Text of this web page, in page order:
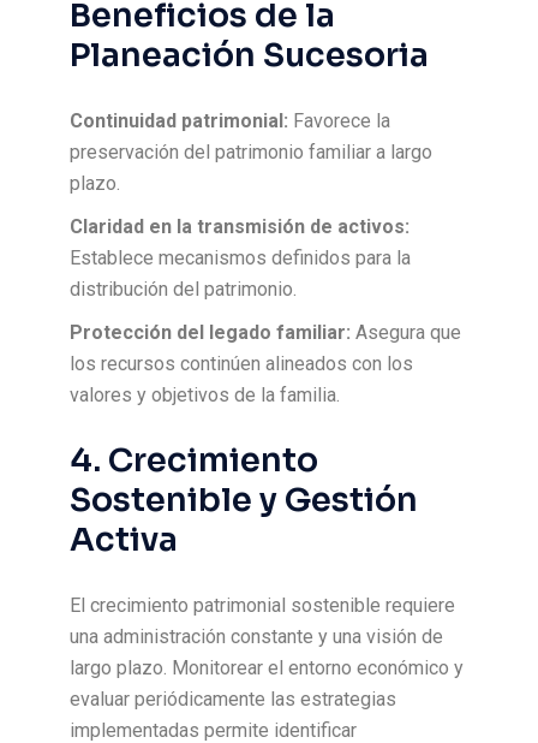
Beneficios de la
Planeación Sucesoria
Continuidad patrimonial: Favorece la
preservación del patrimonio familiar a largo
plazo.
Claridad en la transmisión de activos:
Establece mecanismos definidos para la
distribución del patrimonio.
Protección del legado familiar: Asegura que
los recursos continúen alineados con los
valores y objetivos de la familia.
4. Crecimiento
Sostenible y Gestión
Activa
El crecimiento patrimonial sostenible requiere
una administración constante y una visión de
largo plazo. Monitorear el entorno económico y
evaluar periódicamente las estrategias
implementadas permite identificar